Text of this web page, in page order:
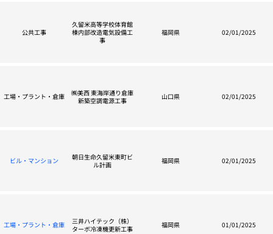
公共工事
久留米高等学校体育館
棟内部改造電気設備工
事
福岡県 02/01/2025
工場・プラント・倉庫
㈱美西 東海岸通り倉庫
新築空調電源工事
山口県 02/01/2025
ビル・マンション
朝日生命久留米東町ビ
ル計画
福岡県 02/01/2025
工場・プラント・倉庫
三井ハイテック（株）
ターボ冷凍機更新工事
福岡県 01/01/2025